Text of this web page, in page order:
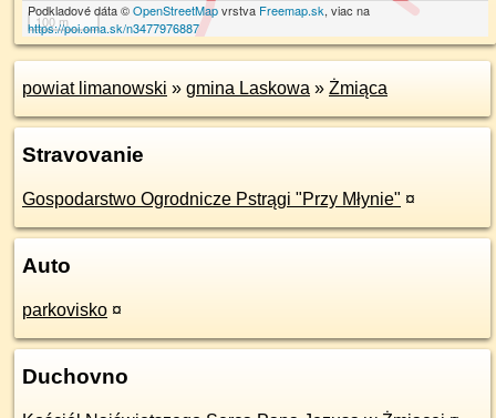
100 m
Podkladové dáta ©OpenStreetMapvrstva Freemap.sk, viac na
https://poi.oma.sk/n3477976887
powiat limanowski » gmina Laskowa » Żmiąca
Stravovanie
Gospodarstwo Ogrodnicze Pstrągi "Przy Młynie" ¤
Auto
parkovisko ¤
Duchovno